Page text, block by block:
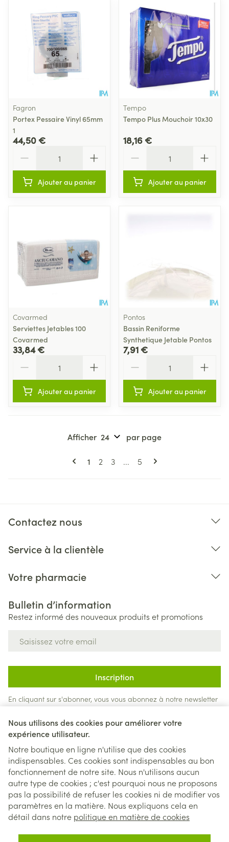
Nous utilisons des cookies pour améliorer votre
expérience utilisateur.
Notre boutique en ligne n'utilise que des cookies
indispensables. Ces cookies sont indispensables au bon
fonctionnement de notre site. Nous n'utilisons aucun
autre type de cookies ; c'est pourquoi nous ne proposons
pas la possibilité de refuser les cookies ni de modifier vos
paramètres en la matière. Nous expliquons cela en
détail dans notre politique en matière de cookies
Fagron
Portex Pessaire Vinyl 65mm
1
44,50 €
Ajouter au panier
Tempo
Tempo Plus Mouchoir 10x30
18,16 €
Ajouter au panier
Covarmed
Serviettes Jetables 100
Covarmed
33,84 €
Ajouter au panier
Pontos
Bassin Reniforme
Synthetique Jetable Pontos
7,91 €
Ajouter au panier
Pages
Vous lisez actuellement la page
1 Page
2 Page
3 ... Page
5
Afficher par page
Contactez nous
Service à la clientèle
Votre pharmacie
Bulletin d’information
Restez informé des nouveaux produits et promotions
Inscription
En cliquant sur s'abonner, vous vous abonnez à notre newsletter
et acceptez notrepolitique de confidentialité.
Liens légaux